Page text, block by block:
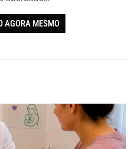
AGORA MESMO